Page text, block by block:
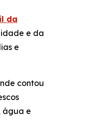
da
e da
e
contou
água e